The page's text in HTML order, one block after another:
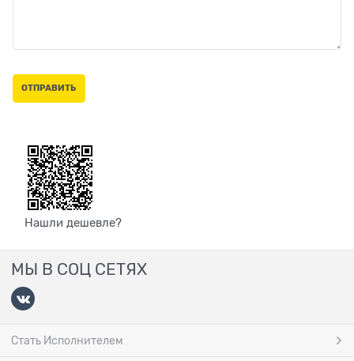
Нашли дешевле?
МЫ В СОЦ СЕТЯХ
Стать Исполнителем